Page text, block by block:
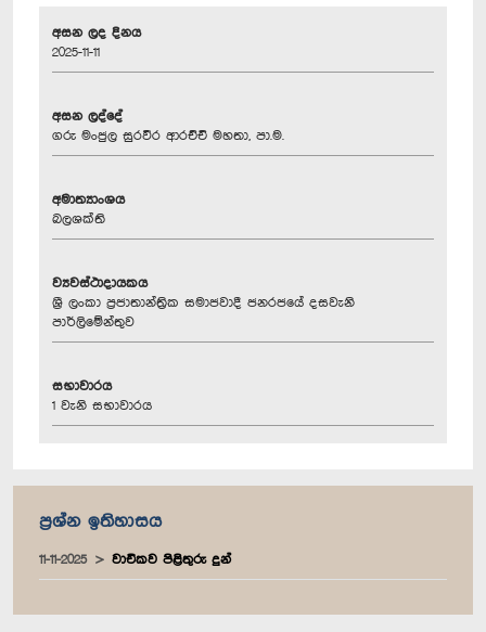
අසන ලද දිනය
2025-11-11
අසන ලද්දේ
ගරු මංජුල සුරවීර ආරච්චි මහතා, පා.ම.
අමාත්‍යාංශය
බලශක්ති
ව්‍යවස්ථාදායකය
ශ්‍රී ලංකා ප්‍රජාතාන්ත්‍රික සමාජවාදී ජනරජයේ දසවැනි
පාර්ලිමේන්තුව
සභාවාරය
1 වැනි සභාවාරය
ප්‍රශ්න ඉතිහාසය
11-11-2025 වාචිකව පිළිතුරු දුන්